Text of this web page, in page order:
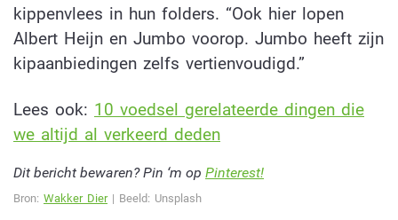
kippenvlees in hun folders. “Ook hier lopen
Albert Heijn en Jumbo voorop. Jumbo heeft zijn
kipaanbiedingen zelfs vertienvoudigd.”
Lees ook: 10 voedsel gerelateerde dingen die
we altijd al verkeerd deden
Dit bericht bewaren? Pin ‘m op Pinterest!
Bron: Wakker Dier| Beeld: Unsplash